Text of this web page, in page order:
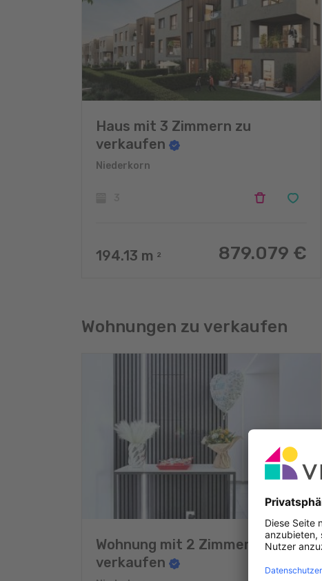
Haus mit 3 Zimmern zu
verkaufen
Niederkorn
194.13 m 2 879.079 €
Wohnungen zu verkaufen
Wohnung mit 2 Zimmern zu
verkaufen